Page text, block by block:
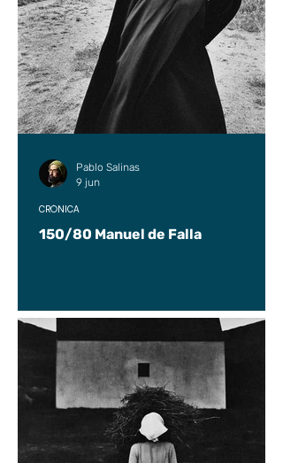
150/80 Manuel de Falla
CRÓNICA
Pablo Salinas
9 jun